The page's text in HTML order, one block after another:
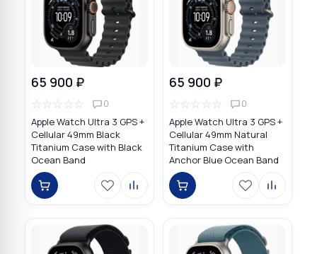
65 900 ₽
☆☆☆☆☆ 0
Apple Watch Ultra 3 GPS +
Cellular 49mm Black
Titanium Case with Black
Ocean Band
65 900 ₽
☆☆☆☆☆ 0
Apple Watch Ultra 3 GPS +
Cellular 49mm Natural
Titanium Case with
Anchor Blue Ocean Band